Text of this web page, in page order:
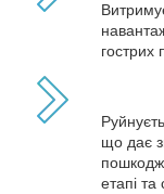
гострих
що дає
етапі та